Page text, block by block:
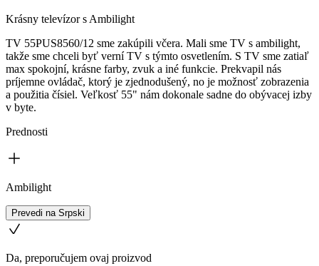
Krásny televízor s Ambilight
TV 55PUS8560/12 sme zakúpili včera. Mali sme TV s ambilight,
takže sme chceli byť verní TV s týmto osvetlením. S TV sme zatiaľ
max spokojní, krásne farby, zvuk a iné funkcie. Prekvapil nás
príjemne ovládač, ktorý je zjednodušený, no je možnosť zobrazenia
a použitia čísiel. Veľkosť 55" nám dokonale sadne do obývacej izby
v byte.
Prednosti
Ambilight
Prevedi na Srpski
Da, preporučujem ovaj proizvod